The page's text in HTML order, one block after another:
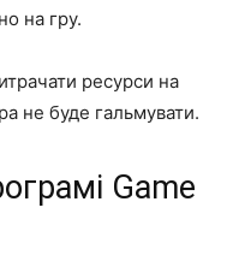
на гру.
ресурси на
не буде гальмувати.
Game